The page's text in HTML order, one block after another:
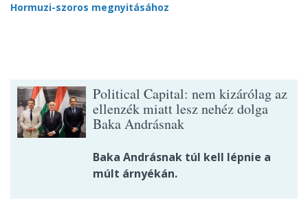
Hormuzi-szoros megnyitásához
Political Capital: nem kizárólag az
ellenzék miatt lesz nehéz dolga
Baka Andrásnak
Baka Andrásnak túl kell lépnie a
múlt árnyékán.